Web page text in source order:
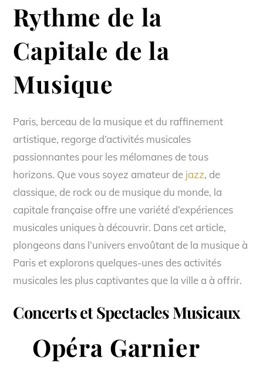
Rythme de la
Capitale de la
Musique
Paris, berceau de la musique et du raffinement
artistique, regorge d’activités musicales
passionnantes pour les mélomanes de tous
horizons. Que vous soyez amateur de jazz, de
classique, de rock ou de musique du monde, la
capitale française offre une variété d’expériences
musicales uniques à découvrir. Dans cet article,
plongeons dans l’univers envoûtant de la musique à
Paris et explorons quelques-unes des activités
musicales les plus captivantes que la ville a à offrir.
Concerts et Spectacles Musicaux
Opéra Garnier